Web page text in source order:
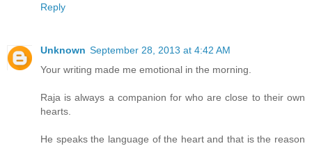
Reply
Unknown September 28, 2013 at 4:42 AM
Your writing made me emotional in the morning.
Raja is always a companion for who are close to their own
hearts.
He speaks the language of the heart and that is the reason